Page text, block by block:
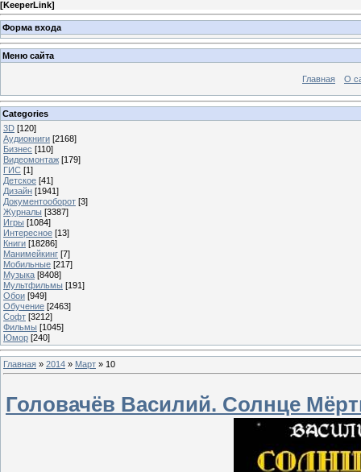
[KeeperLink]
Форма входа
Меню сайта
Главная О
Categories
3D [120]
Аудиокниги [2168]
Бизнес [110]
Видеомонтаж [179]
ГИС [1]
Детское [41]
Дизайн [1941]
Документооборот [3]
Журналы [3387]
Игры [1084]
Интересное [13]
Книги [18286]
Манимейкинг [7]
Мобильные [217]
Музыка [8408]
Мультфильмы [191]
Обои [949]
Обучение [2463]
Софт [3212]
Фильмы [1045]
Юмор [240]
Главная » 2014 » Март » 10
Головачёв Василий. Солнце